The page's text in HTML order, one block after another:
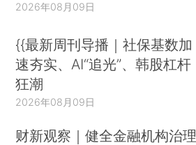
2026年08月09日
{{最新周刊导播｜社保基数加
速夯实、AI“追光”、韩股杠杆
狂潮
2026年08月09日
财新观察｜健全金融机构治理